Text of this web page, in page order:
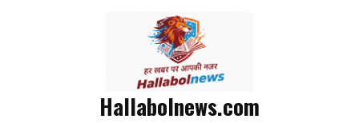
Hallabolnews.com